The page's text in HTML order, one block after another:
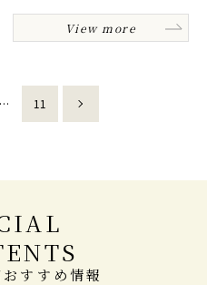
View more
… 11
すすめ情報